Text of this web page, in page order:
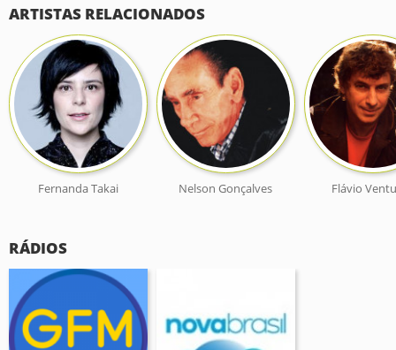
ARTISTAS RELACIONADOS
Fernanda Takai Nelson Gonçalves Flávio
RÁDIOS